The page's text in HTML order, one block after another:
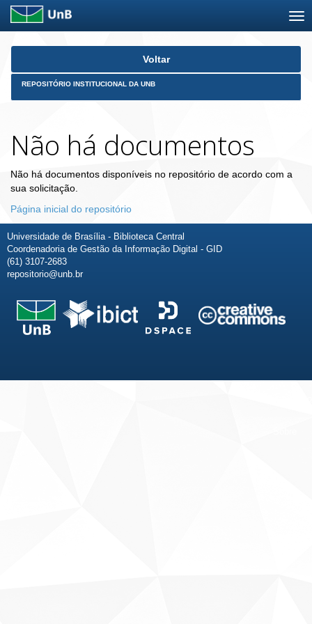
Skip
Voltar
REPOSITÓRIO INSTITUCIONAL DA UNB
Não há documentos
Não há documentos disponíveis no repositório de acordo com a
sua solicitação.
Página inicial do repositório
Universidade de Brasília - Biblioteca Central
Coordenadoria de Gestão da Informação Digital - GID
(61) 3107-2683
repositorio@unb.br